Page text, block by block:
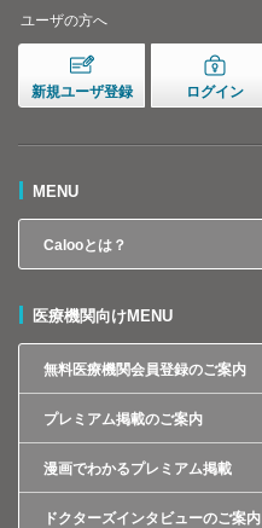
ユーザの方へ
新規ユーザ登録 ログイン
MENU
Calooとは？
医療機関向けMENU
無料医療機関会員登録のご案内
プレミアム掲載のご案内
漫画でわかるプレミアム掲載
ドクターズインタビューのご案内